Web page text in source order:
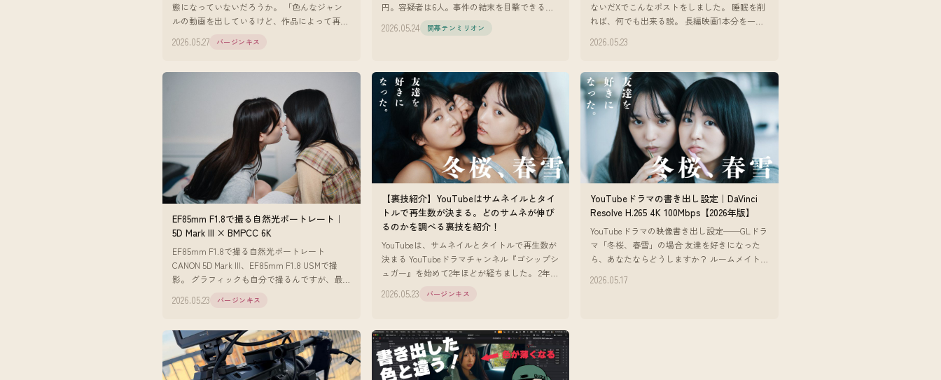
態になっていないだろうか。 「色んなジャン
ルの動画を出しているけど、作品によって再生
い」 「アルゴリズムに乗りに
2026.05.27 バージンキス
円。容疑者は6人。事件の結末を目撃できるの
のチケット販
2026.05.24 開幕テンミリオン
ないだXでこんなポストをしました。 睡眠を削
れば、何でも出来る説。 長編映画1本分を一週
プシュガー — ポストを
2026.05.23
EF85mm F1.8で撮る自然光ポートレート｜
5D Mark III × BMPCC 6K
EF85mm F1.8で撮る自然光ポートレート
CANON 5D Mark III、EF85mm F1.8 USMで撮
影。 グラフィックも自分で撮るんですが、最
2026.05.23 バージンキス
【裏技紹介】YouTubeはサムネイルとタイ
トルで再生数が決まる。どのサムネが伸び
るのかを調べる裏技を紹介！
YouTubeは、サムネイルとタイトルで再生数が
決まる YouTubeドラマチャンネル『ゴシップシ
ュガー』を始めて2年ほどが経ちました。 2年や
は、サム
2026.05.23 バージンキス
YouTubeドラマの書き出し設定｜DaVinci
Resolve H.265 4K 100Mbps【2026年版】
YouTubeドラマの映像書き出し設定──GLドラ
マ「冬桜、春雪」の場合 友達を好きになった
ら、あなたならどうしますか？ ルームメイト
二人の距離感だったり、
2026.05.17